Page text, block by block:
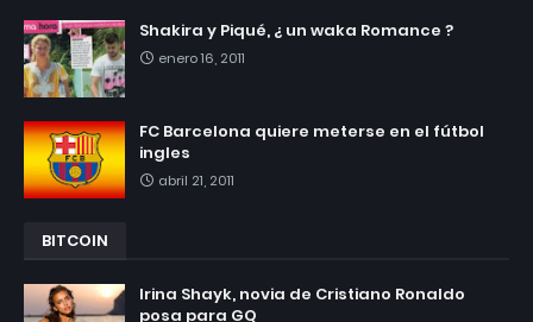
Shakira y Piqué, ¿ un waka Romance ?
enero 16, 2011
FC Barcelona quiere meterse en el fútbol
ingles
abril 21, 2011
BITCOIN
Irina Shayk, novia de Cristiano Ronaldo
posa para GQ